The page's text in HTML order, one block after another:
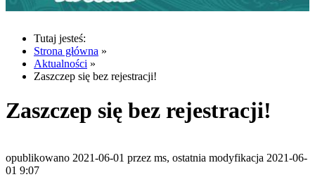
Tutaj jesteś:
Strona główna »
Aktualności »
Zaszczep się bez rejestracji!
Zaszczep się bez rejestracji!
opublikowano 2021-06-01 przez ms, ostatnia modyfikacja 2021-06-
01 9:07